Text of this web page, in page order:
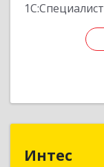
1С:Специалист
Интес